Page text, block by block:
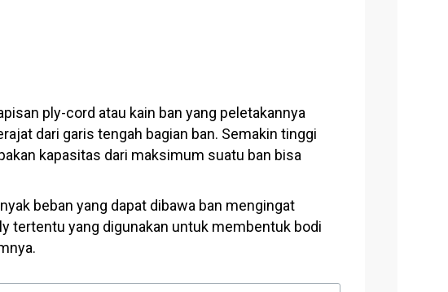
ply-cord atau kain ban yang peletakannya
dari garis tengah bagian ban. Semakin tinggi
kapasitas dari maksimum suatu ban bisa
beban yang dapat dibawa ban mengingat
tertentu yang digunakan untuk membentuk bodi